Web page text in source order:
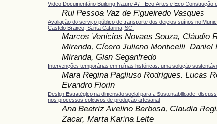
Video-Documentário Building Nature #7 - Eco-Artes e Eco-Construção
Rui Pessoa Vaz de Figueiredo Vasques
Avaliação do serviço público de transporte dos dejetos suínos no
Castelo Branco, Santa Catarina, SC.
Marcos Venícios Novaes Souza, Cláudio
Miranda, Cícero Juliano Monticelli, Daniel
Miranda, Gian Seganfredo
Intervenções temporárias em ruínas históricas: uma solução
Mara Regina Pagliuso Rodrigues, Lucas
Evandro Fiorin
Design Estratégico na dimensão social para a Sustentabilidade:
nos processos coletivos de produção artesanal
Ana Beatriz Avelino Barbosa, Claudia
Zacar, Marta Karina Leite